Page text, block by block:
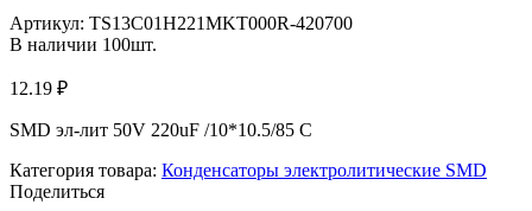
Артикул: TS13C01H221MKT000R-420700
В наличии 100шт.
12.19 ₽
SMD эл-лит 50V 220uF /10*10.5/85 C
Категория товара: Конденсаторы электролитические SMD
Поделиться